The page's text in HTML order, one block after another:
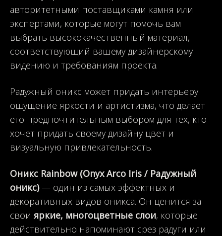
авторитетными поставщиками камня или
экспертами, которые могут помочь вам
выбрать высококачественный материал,
соответствующий вашему дизайнерскому
видению и требованиям проекта.
Радужный оникс может придать интерьеру
ощущение яркости и артистизма, что делает
его предпочтительным выбором для тех, кто
хочет придать своему дизайну цвет и
визуальную привлекательность.
Оникс Rainbow (Onyx Arco Iris / Радужный
оникс)— один из самых эффектных и
декоративных видов оникса. Он ценится за
свои яркие, многоцветные слои, которые
действительно напоминают срез радуги или